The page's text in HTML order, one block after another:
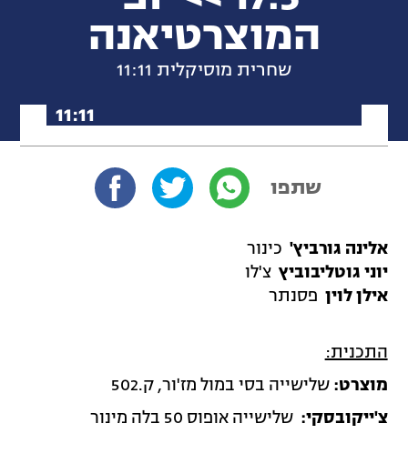
המוצרטיאנה
שחרית מוסיקלית 11:11
1:11
שתפו
אלינה גורביץ' כינור
יוני גוטליבוביץ צ'לו
אילן לוין פסנתר
התכנית:
מוצרט: שלישייה בסי במול מז'ור, ק.502
צ'ייקובסקי: שלישייה אופוס 50 בלה מינור